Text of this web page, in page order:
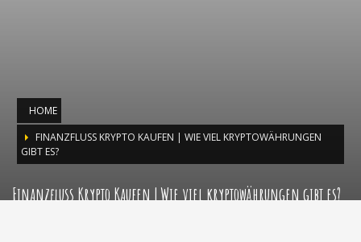
HOME
FINANZFLUSS KRYPTO KAUFEN | WIE VIEL KRYPTOWÄHRUNGEN
GIBT ES?
Finanzfluss Krypto Kaufen | Wie viel kryptowährungen gibt es?